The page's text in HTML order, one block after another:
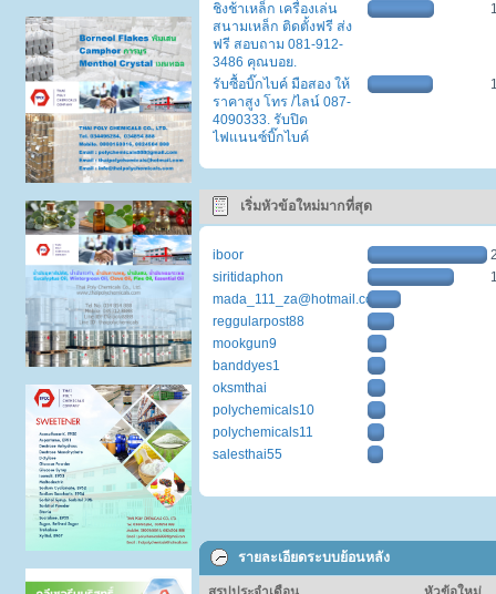
ชิงช้าเหล็ก เครื่องเล่น
สนามเหล็ก ติดตั้งฟรี ส่ง
ฟรี สอบถาม 081-912-
3486 คุณบอย.
รับซื้อบิ๊กไบค์ มือสอง ให้
ราคาสูง โทร /ไลน์ 087-
4090333. รับปิด
ไฟแนนซ์บิ๊กไบค์
เริ่มหัวข้อใหม่มากที่สุด
iboor
siritidaphon
mada_111_za@hotmail.com
reggularpost88
mookgun9
banddyes1
oksmthai
polychemicals10
polychemicals11
salesthai55
รายละเอียดระบบย้อนหลัง